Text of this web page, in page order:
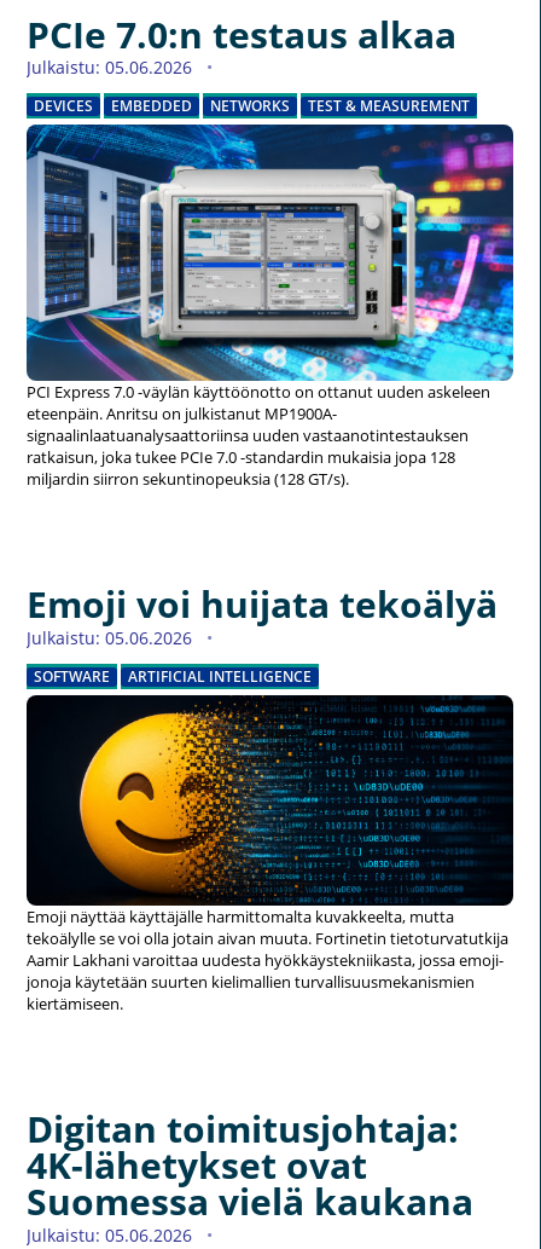
PCIe 7.0:n testaus alkaa
Julkaistu: 05.06.2026
DEVICES EMBEDDED NETWORKS TEST & MEASUREMENT
PCI Express 7.0 -väylän käyttöönotto on ottanut uuden askeleen
eteenpäin. Anritsu on julkistanut MP1900A-
signaalinlaatuanalysaattoriinsa uuden vastaanotintestauksen
ratkaisun, joka tukee PCIe 7.0 -standardin mukaisia jopa 128
miljardin siirron sekuntinopeuksia (128 GT/s).
Emoji voi huijata tekoälyä
Julkaistu: 05.06.2026
SOFTWARE ARTIFICIAL INTELLIGENCE
Emoji näyttää käyttäjälle harmittomalta kuvakkeelta, mutta
tekoälylle se voi olla jotain aivan muuta. Fortinetin tietoturvatutkija
Aamir Lakhani varoittaa uudesta hyökkäystekniikasta, jossa emoji-
jonoja käytetään suurten kielimallien turvallisuusmekanismien
kiertämiseen.
Digitan toimitusjohtaja:
4K-lähetykset ovat
Suomessa vielä kaukana
Julkaistu: 05.06.2026